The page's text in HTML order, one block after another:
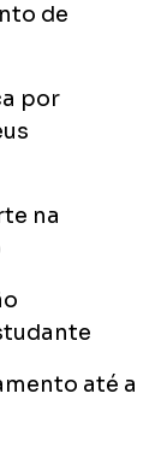
de
por
na
até a